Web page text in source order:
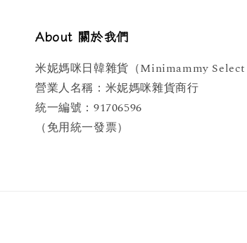
About 關於我們
米妮媽咪日韓雜貨（Minimammy Select
營業人名稱：米妮媽咪雜貨商行
統一編號：91706596
（免用統一發票）